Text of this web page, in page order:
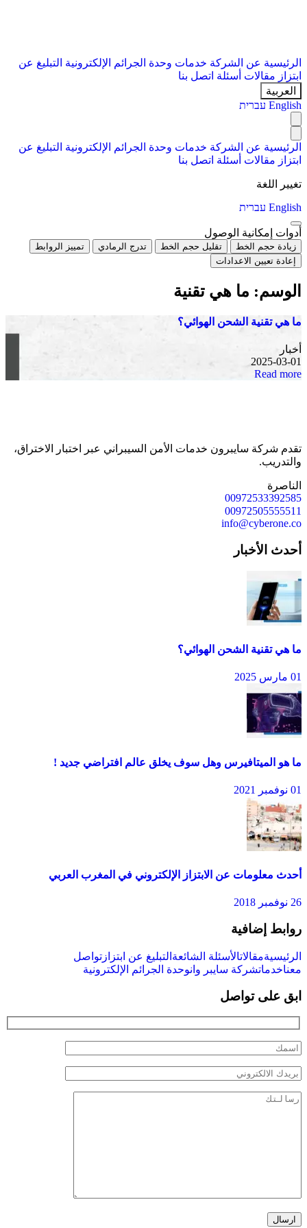
الرئيسية عن الشركة خدمات وحدة الجرائم الإلكترونية التبليغ عن
ابتزاز مقالات أسئلة اتصل بنا
العربية
English עברית
الرئيسية عن الشركة خدمات وحدة الجرائم الإلكترونية التبليغ عن
ابتزاز مقالات أسئلة اتصل بنا
تغيير اللغة
English עברית
أدوات إمكانية الوصول
زيادة حجم الخط تقليل حجم الخط تدرج الرمادي
تمييز الروابط
إعادة تعيين الاعدادات
الوسم: ما هي تقنية
ما هي تقنية الشحن الهوائي؟
أخبار
2025-03-01
Read more
تقدم شركة سايبرون خدمات الأمن السيبراني عبر اختبار الاختراق،
والتدريب.
الناصرة
00972533392585
00972505555511
info@cyberone.co
أحدث الأخبار
ما هي تقنية الشحن الهوائي؟
01 مارس 2025
ما هو الميتافيرس وهل سوف يخلق عالم افتراضي جديد !
01 نوفمبر 2021
أحدث معلومات عن الابتزاز الإلكتروني في المغرب العربي
26 نوفمبر 2018
روابط إضافية
الرئيسيةمقالاتالأسئلة الشائعة التبليغ عن ابتزاز تواصل
معناخدماتشركة سايبر وانوحدة الجرائم الإلكترونية
ابق على تواصل